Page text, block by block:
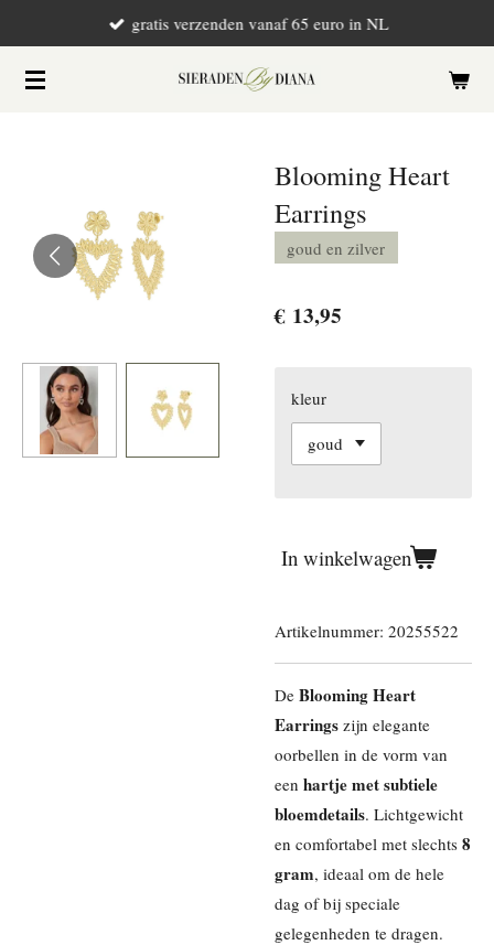
naar
gratis verzenden vanaf 65 euro in NL
Blooming Heart
Earrings
goud en zilver
€ 13,95
kleur
In winkelwagen
Artikelnummer: 20255522
De Blooming Heart
Earrings zijn elegante
oorbellen in de vorm van
een hartje met subtiele
bloemdetails. Lichtgewicht
en comfortabel met slechts 8
gram, ideaal om de hele
dag of bij speciale
gelegenheden te dragen.